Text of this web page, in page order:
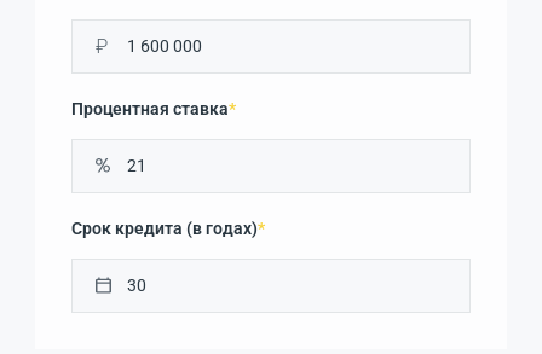
₽
Процентная ставка*
Срок кредита (в годах)*